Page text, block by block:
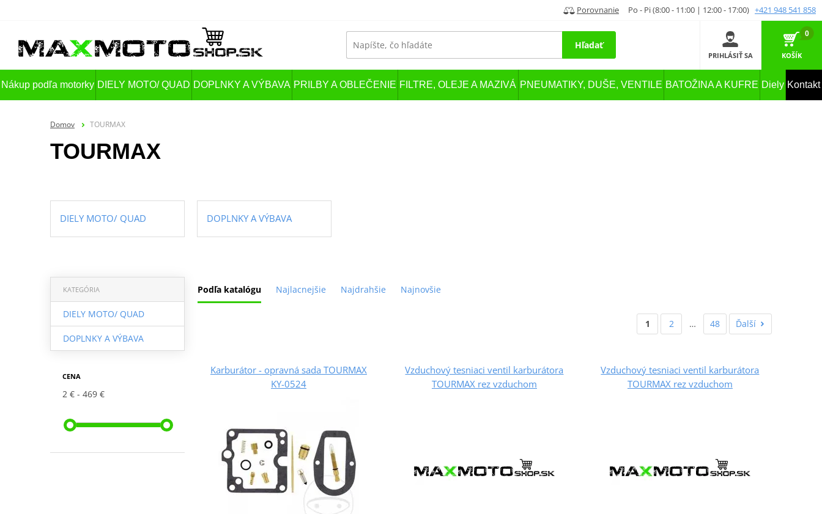
Porovnanie Po - Pi (8:00 - 11:00 | 12:00 - 17:00) +421 948 541 858
Hľadať
PRIHLÁSIŤ SA
0
KOŠÍK
Nákup podľa motorky DIELY MOTO/ QUAD DOPLNKY A VÝBAVA PRILBY A OBLEČENIE FILTRE, OLEJE A MAZIVÁ PNEUMATIKY, DUŠE, VENTILE BATOŽINA A KUFRE Diely Kontakt
Domov TOURMAX
TOURMAX
DIELY MOTO/ QUAD DOPLNKY A VÝBAVA
Podľa katalógu Najlacnejšie Najdrahšie Najnovšie
KATEGÓRIA
DIELY MOTO/ QUAD
DOPLNKY A VÝBAVA
CENA
2 € 469 €
1 2 … 48 Ďalší
Karburátor - opravná sada TOURMAX
KY-0524
Vzduchový tesniaci ventil karburátora
TOURMAX rez vzduchom
Vzduchový tesniaci ventil karburátora
TOURMAX rez vzduchom